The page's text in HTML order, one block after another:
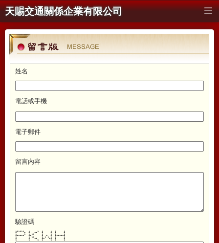
天賜交通關係企業有限公司
公司簡介ABOUT
營業項目BUSINESS
考題下載
留言板MESSAGE
姓名
電話或手機
電子郵件
留言內容
驗證碼
****** * * * * * *
* * * ** * * * *
* * * ** * * * *
****** ** * * * *******
* * ** * * * * * *
* * ** ** ** * *
* * * * * * *